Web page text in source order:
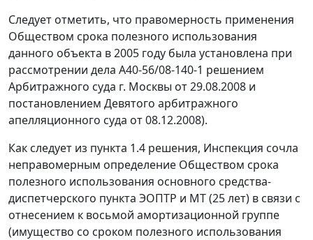
Следует отметить, что правомерность применения
Обществом срока полезного использования
данного объекта в 2005 году была установлена при
рассмотрении дела А40-56/08-140-1 решением
Арбитражного суда г. Москвы от 29.08.2008 и
постановлением Девятого арбитражного
апелляционного суда от 08.12.2008).
Как следует из пункта 1.4 решения, Инспекция сочла
неправомерным определение Обществом срока
полезного использования основного средства-
диспетчерского пункта ЭОПТР и МТ (25 лет) в связи с
отнесением к восьмой амортизационной группе
(имущество со сроком полезного использования